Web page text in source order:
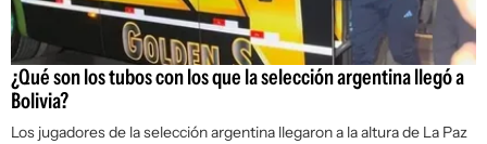
¿Qué son los tubos con los que la selección argentina llegó a
Bolivia?
Los jugadores de la selección argentina llegaron a la altura de La Paz